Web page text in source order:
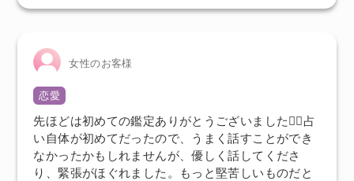
女性のお客様
恋愛
先ほどは初めての鑑定ありがとうございました🙇‍♀️占
い自体が初めてだったので、うまく話すことができ
なかったかもしれませんが、優しく話してくださ
り、緊張がほぐれました。もっと堅苦しいものだと